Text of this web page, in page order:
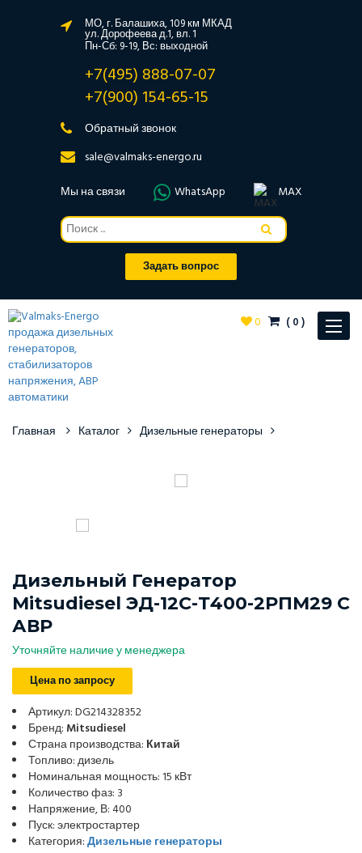
МО, г. Балашиха, 109 км МКАД
ул. Дорофеева д.1, вл. 1
Пн-Сб: 9-19, Вс: выходной
+7(495) 888-07-07
+7(900) 154-65-15
Обратный звонок
sale@valmaks-energo.ru
Мы на связи
WhatsApp MAX
Задать вопрос
Toggle
0 (0)
Главная Каталог Дизельные генераторы
Дизельный Генератор
Mitsudiesel ЭД-12С-Т400-2РПМ29 С
АВР
Уточняйте наличие у менеджера
Цена по запросу
Артикул: DG214328352
Бренд: Mitsudiesel
Страна производства: Китай
Топливо: дизель
Номинальная мощность: 15 кВт
Количество фаз: 3
Напряжение, В: 400
Пуск: электростартер
Категория:Дизельные генераторы